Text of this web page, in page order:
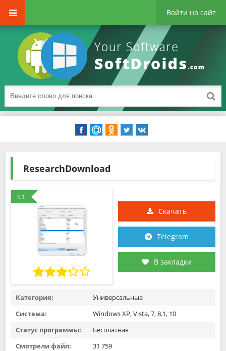
Войти на сайт
ResearchDownload
3.1
Скачать
Telegram
В закладки
Категория:
Универсальные
Система:
Windows XP, Vista, 7, 8.1, 10
Статус программы:
Бесплатная
Смотрели файл:
31 759